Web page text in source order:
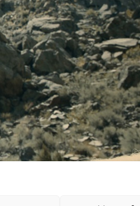
Cada capítulo conta, assim, uma